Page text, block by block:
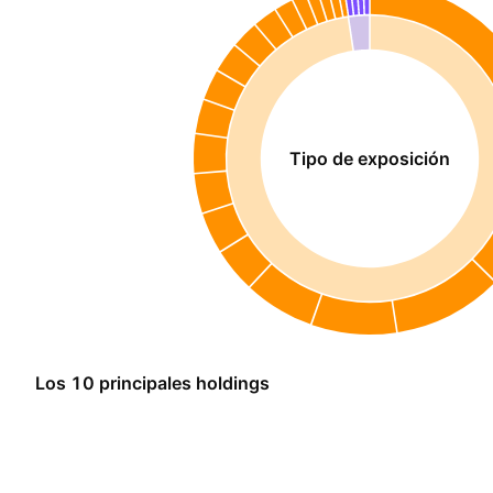
Tipo de exposición
Los 10 principales holdings